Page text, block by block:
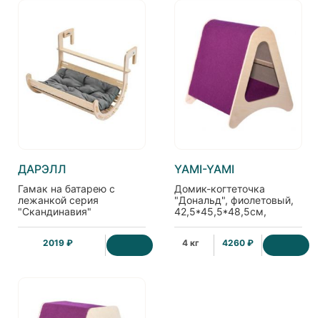
ДАРЭЛЛ
Гамак на батарею с
лежанкой серия
"Скандинавия"
2019 ₽
YAMI-YAMI
Домик-когтеточка
"Дональд", фиолетовый,
42,5*45,5*48,5см,
4 кг 4260 ₽